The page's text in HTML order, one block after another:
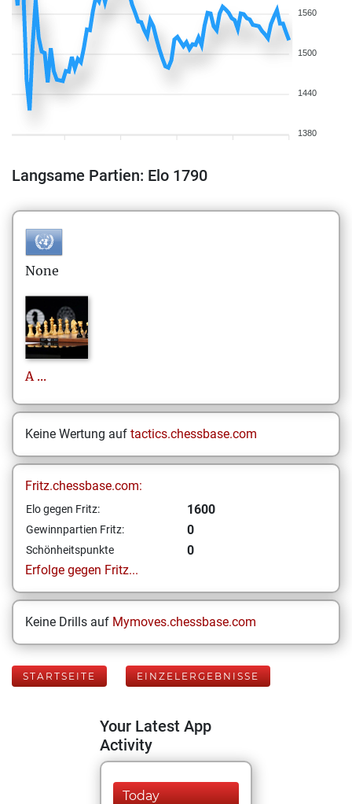
1560
1500
1440
1380
Langsame Partien: Elo 1790
None
A ...
Keine Wertung auf tactics.chessbase.com
Fritz.chessbase.com:
Elo gegen Fritz: 1600
Gewinnpartien Fritz: 0
Schönheitspunkte
0
Erfolge gegen Fritz...
Keine Drills auf Mymoves.chessbase.com
STARTSEITE EINZELERGEBNISSE
Your Latest App
Activity
Today